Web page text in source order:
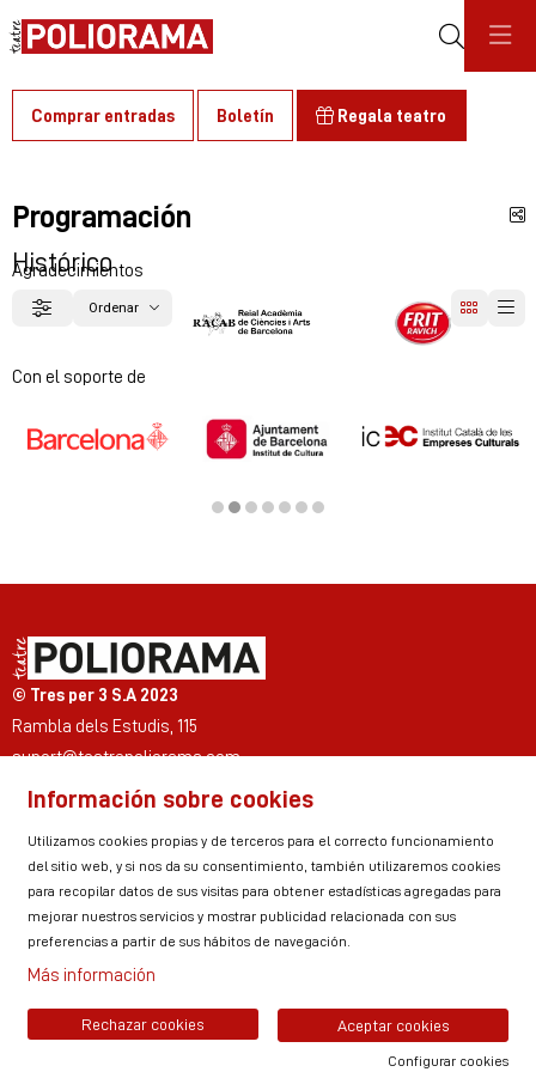
Comprar entradas Boletín Regala teatro
Programación
Histórico
Filtrar Ordenar
Agradecimientos
Diapositiva 1 de 2
Con el soporte de
© Tres per 3 S.A 2023
Rambla dels Estudis, 115
suport@teatrepoliorama.com
Link a instagram
Link a youtube
Link a twitter
Link a facebook
Link a ticktok
Link a linkedin
Sitemap Aviso Legal
Uso de Cookies
Política de privacidad
Información sobre cookies
Utilizamos cookies propias y de terceros para el correcto funcionamiento
del sitio web, y si nos da su consentimiento, también utilizaremos cookies
para recopilar datos de sus visitas para obtener estadísticas agregadas para
mejorar nuestros servicios y mostrar publicidad relacionada con sus
preferencias a partir de sus hábitos de navegación.
Más información
Aceptar cookies
Rechazar cookies
Configurar cookies